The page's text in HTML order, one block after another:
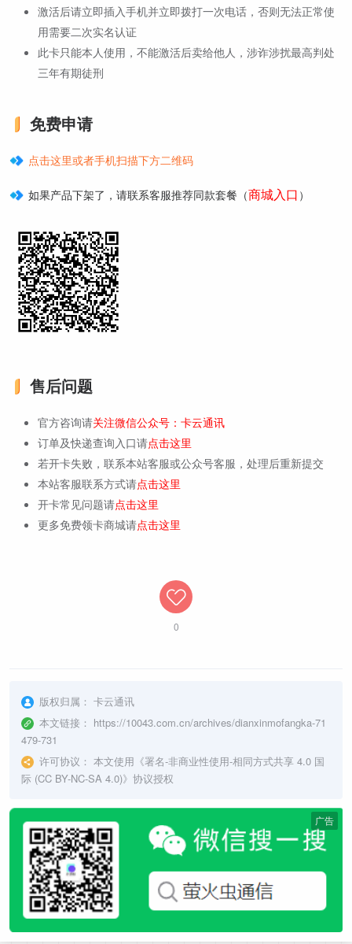
激活后请立即插入手机并立即拨打一次电话，否则无法正常使
用需要二次实名认证
此卡只能本人使用，不能激活后卖给他人，涉诈涉扰最高判处
三年有期徒刑
免费申请
点击这里或者手机扫描下方二维码
如果产品下架了，请联系客服推荐同款套餐（商城入口 ）
售后问题
官方咨询请关注微信公众号：卡云通讯
订单及快递查询入口请点击这里
若开卡失败，联系本站客服或公众号客服，处理后重新提交
本站客服联系方式请点击这里
开卡常见问题请点击这里
更多免费领卡商城请点击这里
0
版权归属： 卡云通讯
本文链接： https://10043.com.cn/archives/dianxinmofangka-71
479-731
许可协议： 本文使用《署名-非商业性使用-相同方式共享 4.0 国
际 (CC BY-NC-SA 4.0)》协议授权
广告